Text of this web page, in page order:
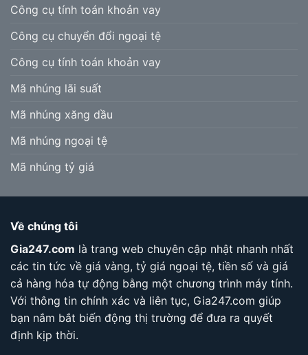
Công cụ tính toán khoản vay
Công cụ chuyển đổi ngoại tệ
Công cụ tính toán khoản vay
Mã nhúng lãi suất
Mã nhúng xăng dầu
Mã nhúng ngoại tệ
Mã nhúng tỷ giá
Về chúng tôi
Gia247.com là trang web chuyên cập nhật nhanh nhất
các tin tức về giá vàng, tỷ giá ngoại tệ, tiền số và giá
cả hàng hóa tự động bằng một chương trình máy tính.
Với thông tin chính xác và liên tục, Gia247.com giúp
bạn nắm bắt biến động thị trường để đưa ra quyết
định kịp thời.